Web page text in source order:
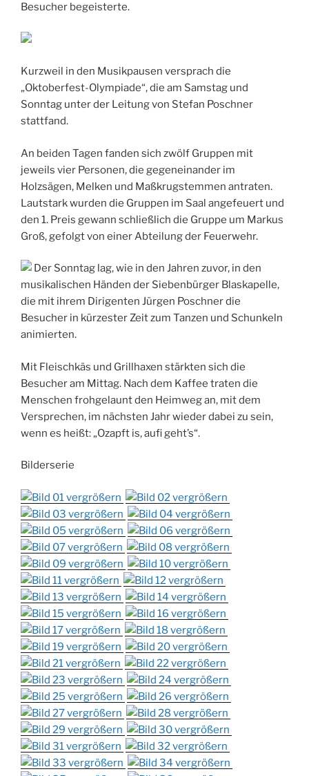
Besucher begeisterte.
Kurzweil in den Musikpausen versprach die
„Oktoberfest-Olympiade“, die am Samstag und
Sonntag unter der Leitung von Stefan Poschner
stattfand.
An beiden Tagen fanden sich zwölf Gruppen mit
jeweils vier Personen, die gegeneinander im
Holzsägen, Melken und Maßkrugstemmen antraten.
Lautstark wurden die Gruppen im Saal angefeuert und
den 1. Preis gewann schließlich die Gruppe um Markus
Groß, gefolgt von einer Abteilung der Feuerwehr.
Der Sonntag lag, wie in den Jahren zuvor, in den
musikalischen Händen der Siebenbürger Blaskapelle,
die mit ihrem Dirigenten Jürgen Poschner die
Besucher in kürzester Zeit zum Tanzen und Schunkeln
animierten.
Mit Fleischkäs und Grillhaxen stärkten sich die
Besucher am Mittag. Nach dem Kaffee traten die
Menschen frohgelaunt den Heimweg an, mit dem
Versprechen, im nächsten Jahr wieder dabei zu sein,
wenn es heißt: „Ozapft is, aufi geht’s“.
Bilderserie